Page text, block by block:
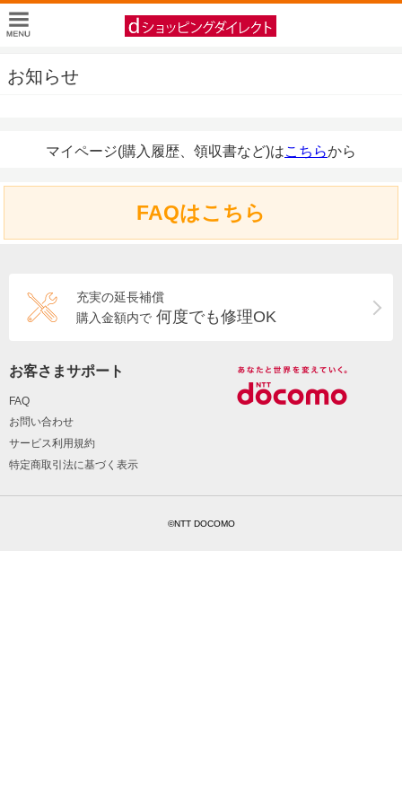
お知らせ
マイページ(購入履歴、領収書など)はこちらから
FAQはこちら
充実の延長補償
購入金額内で 何度でも修理OK
お客さまサポート
FAQ
お問い合わせ
サービス利用規約
特定商取引法に基づく表示
©NTT DOCOMO